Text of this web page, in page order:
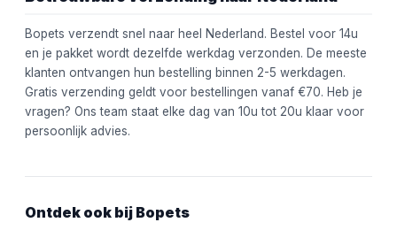
Bopets verzendt snel naar heel Nederland. Bestel voor 14u
en je pakket wordt dezelfde werkdag verzonden. De meeste
klanten ontvangen hun bestelling binnen 2-5 werkdagen.
Gratis verzending geldt voor bestellingen vanaf €70. Heb je
vragen? Ons team staat elke dag van 10u tot 20u klaar voor
persoonlijk advies.
Ontdek ook bij Bopets